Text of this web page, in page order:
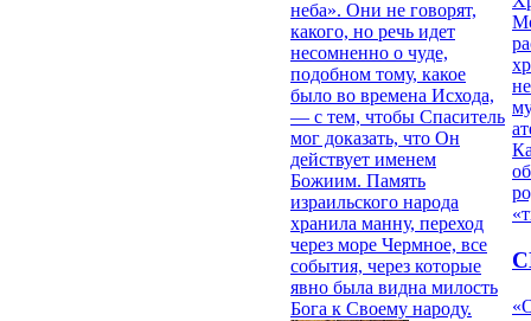
неба». Они не говорят,
какого, но речь идет
несомненно о чуде,
подобном тому, какое
было во времена Исхода,
— с тем, чтобы Спаситель
мог доказать, что Он
действует именем
Божиим. Память
израильского народа
хранила манну, переход
через море Чермное, все
события, через которые
явно была видна милость
Бога к Своему народу.